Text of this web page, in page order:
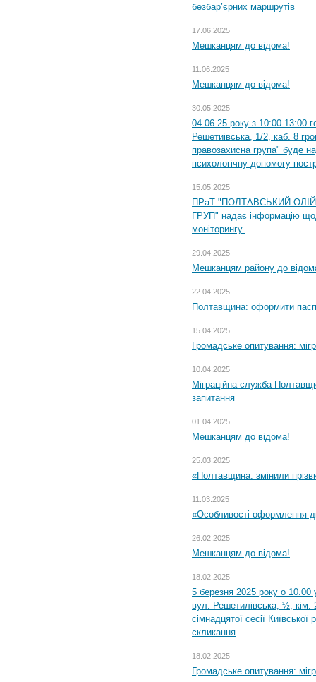
безбар’єрних маршрутів
17.06.2025
Мешканцям до відома!
11.06.2025
Мешканцям до відома!
30.05.2025
04.06.25 року з 10:00-13:00
Решетиівська, 1/2, каб. 8
правозахисна група" буде
психологічну допомогу
15.05.2025
ПРаТ "ПОЛТАВСЬКИЙ
ГРУП" надає інформацію
моніторингу.
29.04.2025
Мешканцям району до
22.04.2025
Полтавщина: оформити
15.04.2025
Громадське опитування:
10.04.2025
Міграційна служба
запитання
01.04.2025
Мешканцям до відома!
25.03.2025
«Полтавщина: змінили
11.03.2025
«Особливості оформлення
26.02.2025
Мешканцям до відома!
18.02.2025
5 березня 2025 року о 10.00
вул. Решетилівська, ½, кім.
сімнадцятої сесії
скликання
18.02.2025
Громадське опитування: